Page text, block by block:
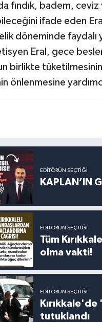
fındık, badem,
ifade eden
döneminde faydalı
Eral, gece
birlikte
önlenmesine
EDITÖRÜN SEÇTIĞI
KAPLAN’IN
EDITÖRÜN SEÇTIĞI
Tüm
olma vakti!
EDITÖRÜN SEÇTIĞI
tutuklandı